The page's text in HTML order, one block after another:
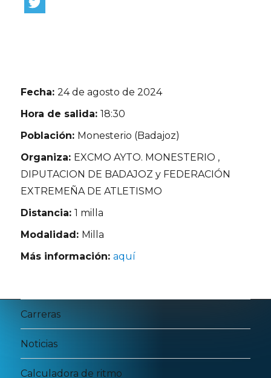
Fecha:24 de agosto de 2024
Hora de salida:18:30
Población: Monesterio (Badajoz)
Organiza: EXCMO AYTO. MONESTERIO ,
DIPUTACION DE BADAJOZ y FEDERACIÓN
EXTREMEÑA DE ATLETISMO
Distancia:1 milla
Modalidad: Milla
Más información:aquí
Carreras
Noticias
Calculadora de ritmo